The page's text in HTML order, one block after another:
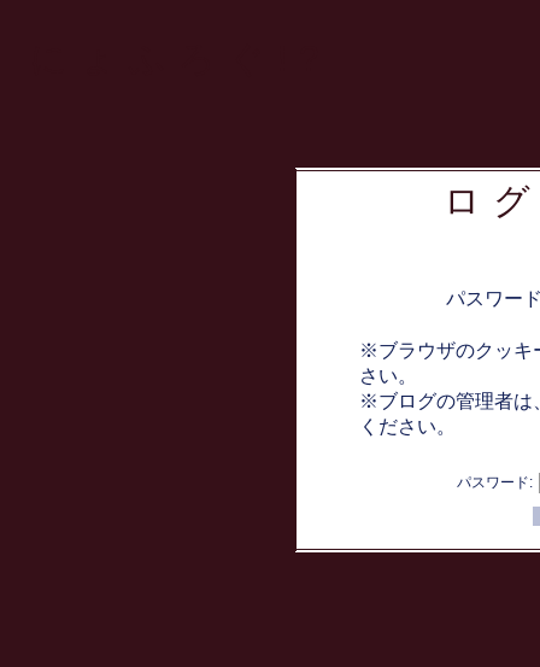
ロ
パスワー
※ブラウザのクッキ
さい。
※ブログの管理者は
ください。
パスワード: